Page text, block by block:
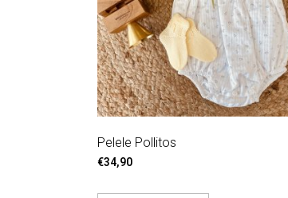
Pelele Pollitos
€34,90